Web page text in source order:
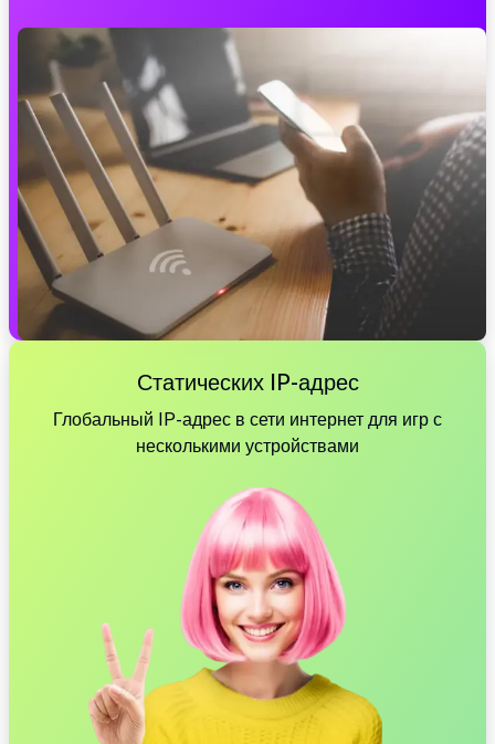
Статических IP-адрес
Глобальный IP-адрес в сети интернет для игр с
несколькими устройствами